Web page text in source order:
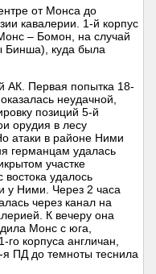
от Монса до
кавалерии. 1-й корпус
– Бомон, на случай
Бинша), куда была
АК. Первая попытка 18-
неудачной,
позиций 5-й
орудия в лесу
атаки в районе Ними
германцам удалась
участке
удалось
у Ними. Через 2 часа
через канал на
К вечеру она
Монс с юга,
го корпуса англичан,
ПД до темноты теснила